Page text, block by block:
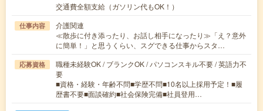
交通費全額支給（ガソリン代もOK！）
仕事内容
介護関連
≪散歩に付き添ったり、お話し相手になったり≫「え？意外
に簡単！」と思うくらい、スグできる仕事からスタ…
応募資格
職種未経験OK / ブランクOK / パソコンスキル不要 / 英語力不
要
■資格・経験・年齢不問■学歴不問■10名以上採用予定！■履
歴書不要■面談確約■社会保険完備■社員登用…